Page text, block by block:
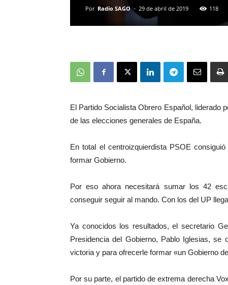
Por Radio SAGO - 29 de abril de 2019 118
El Partido Socialista Obrero Español, liderado
de las elecciones generales de España.
En total el centroizquierdista PSOE
formar Gobierno.
Por eso ahora necesitará sumar los 42
conseguir seguir al mando. Con los del UP
Ya conocidos los resultados, el secretario
Presidencia del Gobierno, Pablo Iglesias,
victoria y para ofrecerle formar «un Gobierno
Por su parte, el partido de extrema derecha